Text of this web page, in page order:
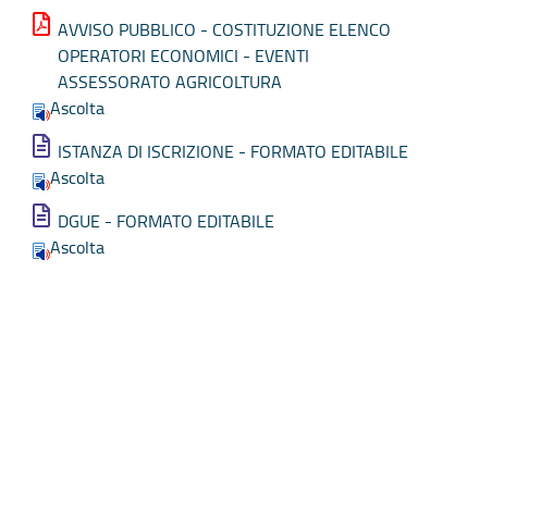
AVVISO PUBBLICO - COSTITUZIONE ELENCO
OPERATORI ECONOMICI - EVENTI
ASSESSORATO AGRICOLTURA
Ascolta
ISTANZA DI ISCRIZIONE - FORMATO EDITABILE
Ascolta
DGUE - FORMATO EDITABILE
Ascolta